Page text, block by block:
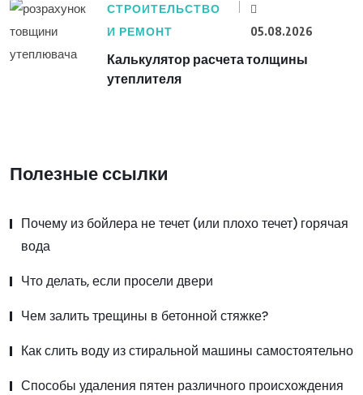
СТРОИТЕЛЬСТВО
И РЕМОНТ
05.08.2026
Калькулятор расчета толщины
утеплителя
Полезные ссылки
Почему из бойлера не течет (или плохо течет) горячая
вода
Что делать, если просели двери
Чем залить трещины в бетонной стяжке?
Как слить воду из стиральной машины самостоятельно
Способы удаления пятен различного происхождения